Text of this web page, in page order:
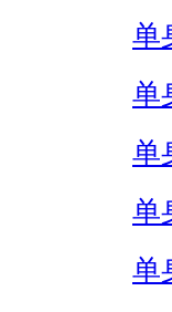
单
单
单
单
单